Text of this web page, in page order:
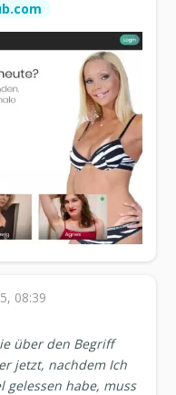
08:39
über den Begriff
jetzt, nachdem Ich
gelessen habe, muss